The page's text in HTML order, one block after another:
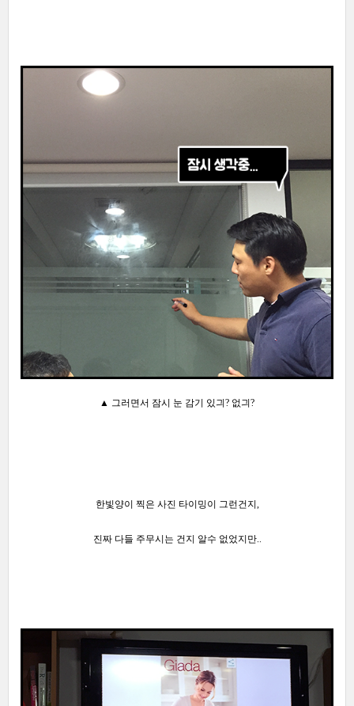
▲ 그러면서 잠시 눈 감기 있긔? 없긔?
한빛양이 찍은 사진 타이밍이 그런건지,
진짜 다들 주무시는 건지 알수 없었지만..